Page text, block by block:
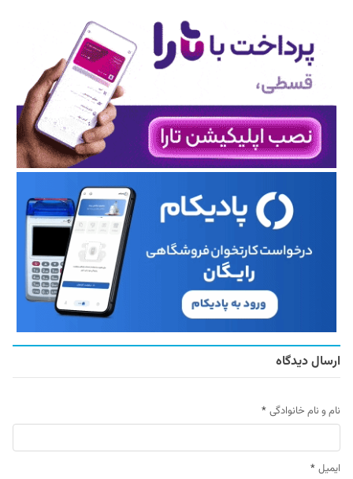
ارسال دیدگاه
نام و نام خانوادگی *
ایمیل *